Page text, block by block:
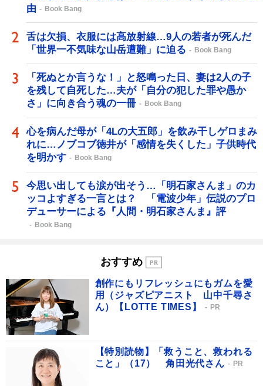
由
Book Bang
舌は欠損、衣服には高放射線…9人の若者が死んだ
「世界一不気味な山岳遭難」に迫る
Book Bang
「死ぬとか言うな！」と怒鳴った日、妻は2人の子
を残して自死した…夫が「自分の犯した罪や愚か
さ」に向き合う魂の一冊
Book Bang
心を病んだ母が「4Lの大五郎」を飲み干しゲロまみ
れに…ノブコブ徳井が「感情を失くした」子供時代
を明かす
Book Bang
今思い出しても涙が出そう…「明石家さんま」のカ
ッコよすぎる一言とは？ 「電波少年」伝説のプロ
デューサーによる『人間・明石家さんま』評
Book Bang
おすすめ
創作にもリフレッシュにもガムを愛
用（ジャズピアニスト 山中千尋さ
ん）【LOTTE TIMES】
PR
【特別読物】「救うこと、救われる
こと」（17） 角田光代さん
PR